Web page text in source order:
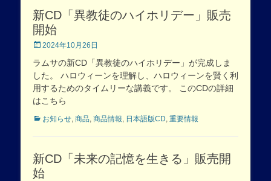
新CD「異教徒のハイホリデー」販売
開始
Posted
2024年10月26日
ラムサの新CD「異教徒のハイホリデー」が完成しま
した。 ハロウィーンを理解し、ハロウィーンを賢く利
用するためのタイムリーな講義です。 このCDの詳細
はこちら
Categories
お知らせ, 商品, 商品情報, 日本語版CD, 重要情報
新CD「未来の記憶を生きる」販売開
始